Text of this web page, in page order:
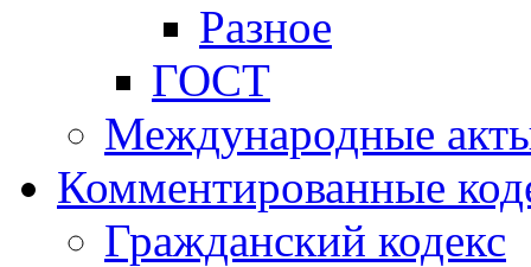
Разное
ГОСТ
Международные
Комментированные
Гражданский кодекс